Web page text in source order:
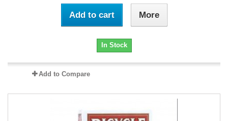
Add to cart More
In Stock
Add to Compare